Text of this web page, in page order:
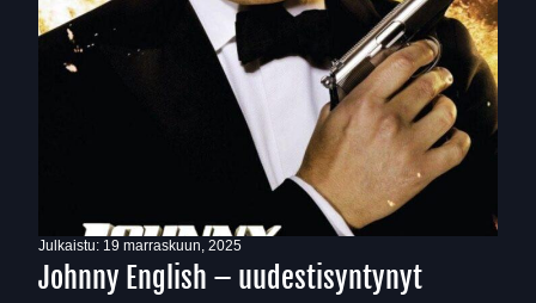
Julkaistu: 19 marraskuun, 2025
Johnny English – uudestisyntynyt